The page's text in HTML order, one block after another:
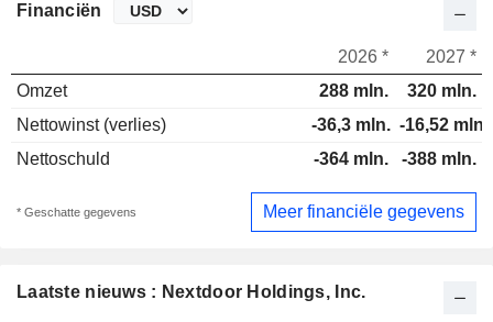
Laatste nieuws : Nextdoor Holdings, Inc.
Financiën
2026 *
2027 *
Omzet
288 mln.
320 mln.
Nettowinst (verlies)
-36,3 mln. -16,52 mln.
Nettoschuld
-364 mln. -388 mln.
* Geschatte gegevens Meer financiële gegevens